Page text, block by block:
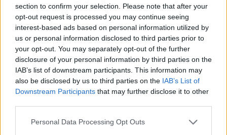
section to confirm your selection. Please note that after your
opt-out request is processed you may continue seeing
interest-based ads based on personal information utilized by
us or personal information disclosed to third parties prior to
your opt-out. You may separately opt-out of the further
disclosure of your personal information by third parties on the
IAB’s list of downstream participants. This information may
also be disclosed by us to third parties on the IAB’s List of
Downstream Participants that may further disclose it to other
Personal Data Processing Opt Outs
En polispatrull uppges av en slump ha känt en
stark doft av cannabis från en fastighet i
Mellerud. De stannade till och begärde ett beslut
om husrannsakan.
Inne i fastigheten hittades cirka 250 plantor. Två
misstänkta greps i samband med tillslaget.
– Patrullen stannade till vid fastigheten och fick
cannabisodling, säger Elisabeth Melander,